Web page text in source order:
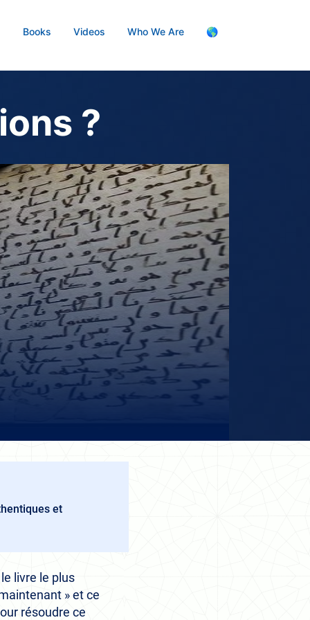
Books Videos Who We Are 🌎
?
et
livre le plus
» et ce
résoudre ce